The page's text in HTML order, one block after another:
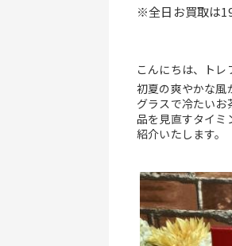
※全日お買取は
こんにちは、トレ
初夏の爽やかな風
グラスで冷たい
品を見直すタイミ
紹介いたします。